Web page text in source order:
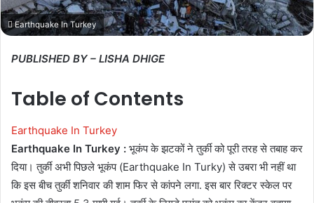
Earthquake In Turkey
PUBLISHED BY – LISHA DHIGE
Table of Contents
Earthquake In Turkey
Earthquake In Turkey : भूकंप के झटकों ने तुर्की को पूरी तरह से तबाह कर
दिया। तुर्की अभी पिछले भूकंप (Earthquake In Turky) से उबरा भी नहीं था
कि इस बीच तुर्की शनिवार की शाम फिर से कांपने लगा. इस बार रिक्टर स्केल पर